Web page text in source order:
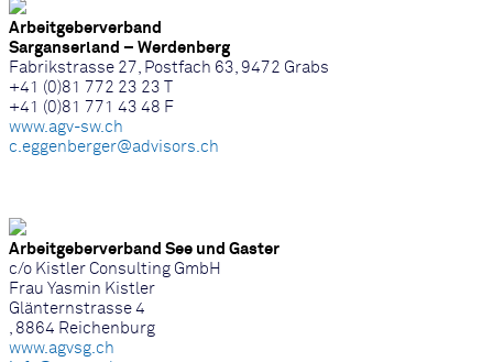
Arbeitgeberverband
Sarganserland – Werdenberg
Fabrikstrasse 27, Postfach 63, 9472 Grabs
+41 (0)81 772 23 23 T
+41 (0)81 771 43 48 F
www.agv-sw.ch
c.eggenberger@advisors.ch
Arbeitgeberverband See und Gaster
c/o Kistler Consulting GmbH
Frau Yasmin Kistler
Glänternstrasse 4
, 8864 Reichenburg
www.agvsg.ch